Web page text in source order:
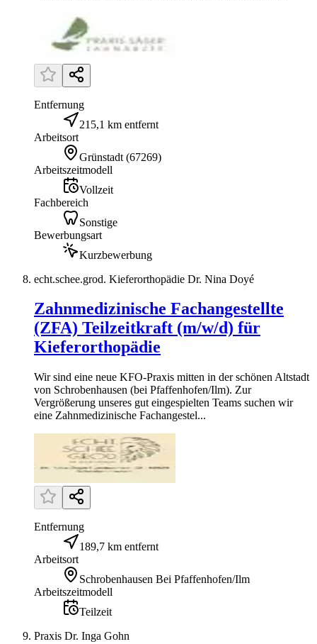
Entfernung
215,1 km entfernt
Arbeitsort
Grünstadt (67269)
Arbeitszeitmodell
Vollzeit
Fachbereich
Sonstige
Bewerbungsart
Kurzbewerbung
echt.schee.grod. Kieferorthopädie Dr. Nina Doyé
Zahnmedizinische Fachangestellte
(ZFA) Teilzeitkraft (m/w/d) für
Kieferorthopädie
Wir sind eine neue KFO-Praxis mitten in der schönen Altstadt
von Schrobenhausen (bei Pfaffenhofen/Ilm). Zur
Vergrößerung unseres gut eingespielten Teams suchen wir
eine Zahnmedizinische Fachangestel...
Entfernung
189,7 km entfernt
Arbeitsort
Schrobenhausen Bei Pfaffenhofen/Ilm
Arbeitszeitmodell
Teilzeit
Praxis Dr. Inga Gohn